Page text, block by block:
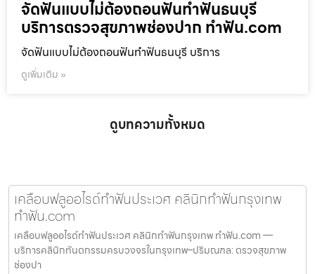
จัดฟันแบบไม่ต้องถอนฟันทำฟันธนบุรี
บริการตรวจสุขภาพช่องปาก ทำฟัน.com
จัดฟันแบบไม่ต้องถอนฟันทำฟันธนบุรี บริการ
ดูเพิ่มเติม »
ดูบทความทั้งหมด
เคลือบฟลูออไรด์ทำฟันประเวศ คลินิกทำฟันกรุงเทพ
ทำฟัน.com
เคลือบฟลูออไรด์ทำฟันประเวศ คลินิกทำฟันกรุงเทพ ทำฟัน.com —
บริการคลินิกทันตกรรมครบวงจรในกรุงเทพ–ปริมณฑล: ตรวจสุขภาพ
ช่องปา